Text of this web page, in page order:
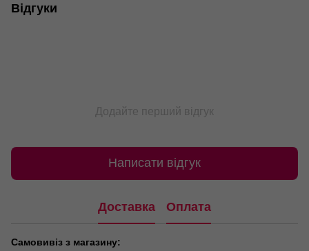
Відгуки
Додайте перший відгук
Написати відгук
Доставка Оплата
Самовивіз з магазину: